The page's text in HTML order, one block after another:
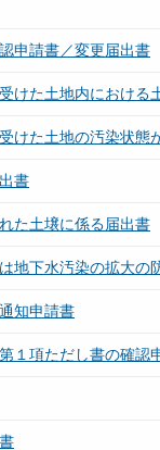
申請書／変更届出書
た土地内における
た土地の汚染状態
書
た土壌に係る届出書
下水汚染の拡大の
知申請書
１項ただし書の確認